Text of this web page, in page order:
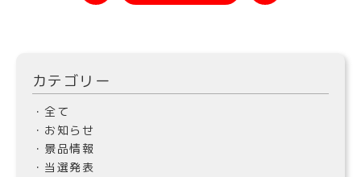
カテゴリー
・全て
・お知らせ
・景品情報
・当選発表